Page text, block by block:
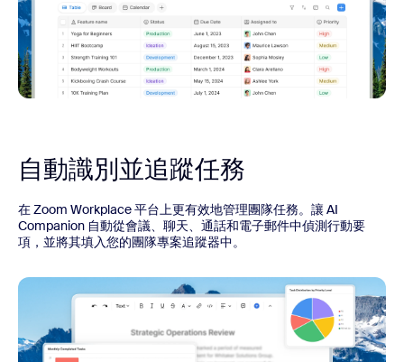
自動識別並追蹤任務
在 Zoom Workplace 平台上更有效地管理團隊任務。讓 AI
Companion 自動從會議、聊天、通話和電子郵件中偵測行動要
項，並將其填入您的團隊專案追蹤器中。